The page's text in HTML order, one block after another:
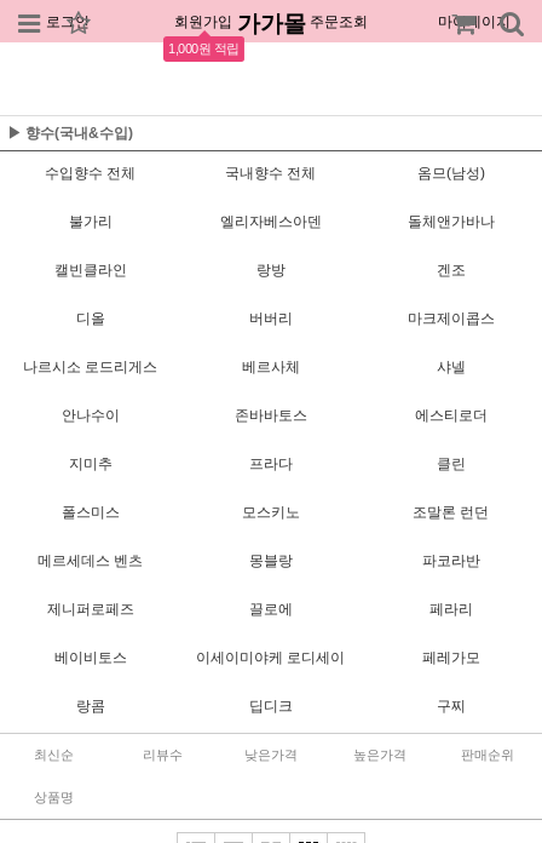
로그인 회원가입
1,000원 적립
주문조회 마이페이지
가가몰
▶ 향수(국내&수입)
수입향수 전체 국내향수 전체 옴므(남성)
불가리 엘리자베스아덴 돌체앤가바나
캘빈클라인 랑방 겐조
디올 버버리 마크제이콥스
나르시소 로드리게스 베르사체 샤넬
안나수이 존바바토스 에스티로더
지미추 프라다 클린
폴스미스 모스키노 조말론 런던
메르세데스 벤츠 몽블랑 파코라반
제니퍼로페즈 끌로에 페라리
베이비토스 이세이미야케 로디세이 페레가모
랑콤 딥디크 구찌
최신순 리뷰수 낮은가격 높은가격 판매순위
상품명